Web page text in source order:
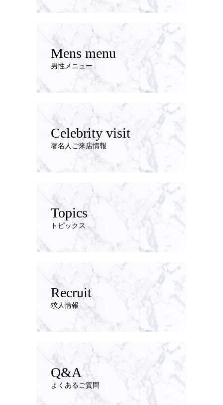
Mens menu
男性メニュー
Celebrity visit
著名人ご来店情報
Topics
トピックス
Recruit
求人情報
Q&A
よくあるご質問